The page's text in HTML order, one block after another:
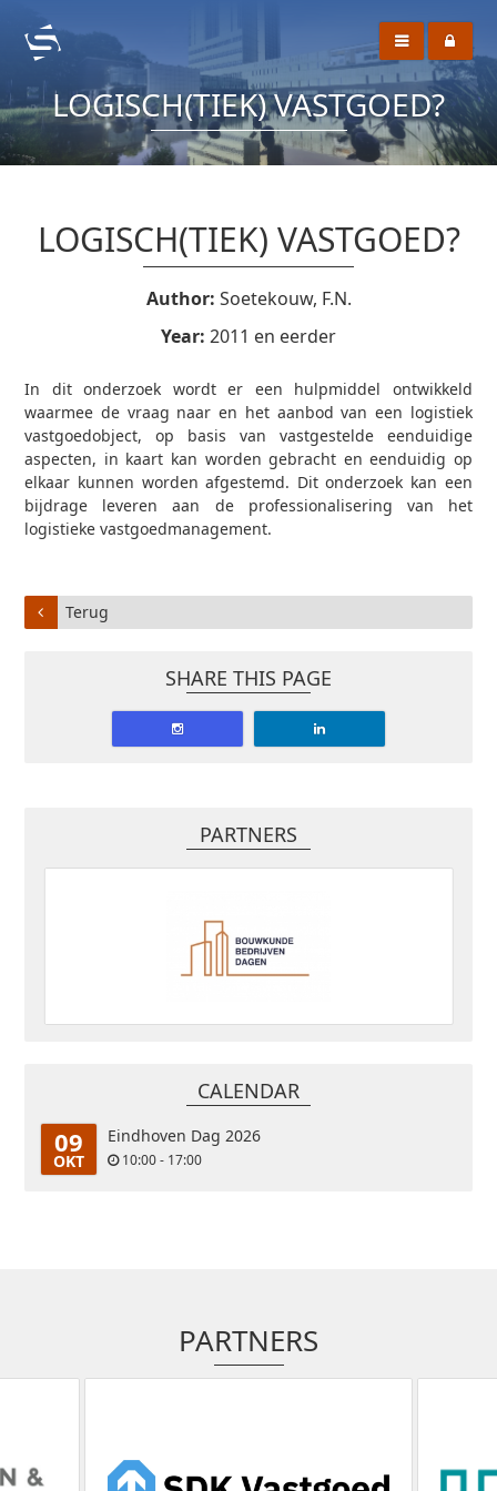
LOGISCH(TIEK) VASTGOED?
LOGISCH(TIEK) VASTGOED?
Author: Soetekouw, F.N.
Year: 2011 en eerder
In dit onderzoek wordt er een hulpmiddel ontwikkeld
waarmee de vraag naar en het aanbod van een logistiek
vastgoedobject, op basis van vastgestelde eenduidige
aspecten, in kaart kan worden gebracht en eenduidig op
elkaar kunnen worden afgestemd. Dit onderzoek kan een
bijdrage leveren aan de professionalisering van het
logistieke vastgoedmanagement.
Terug
SHARE THIS PAGE
PARTNERS
CALENDAR
09
OKT
Eindhoven Dag 2026
10:00 - 17:00
PARTNERS